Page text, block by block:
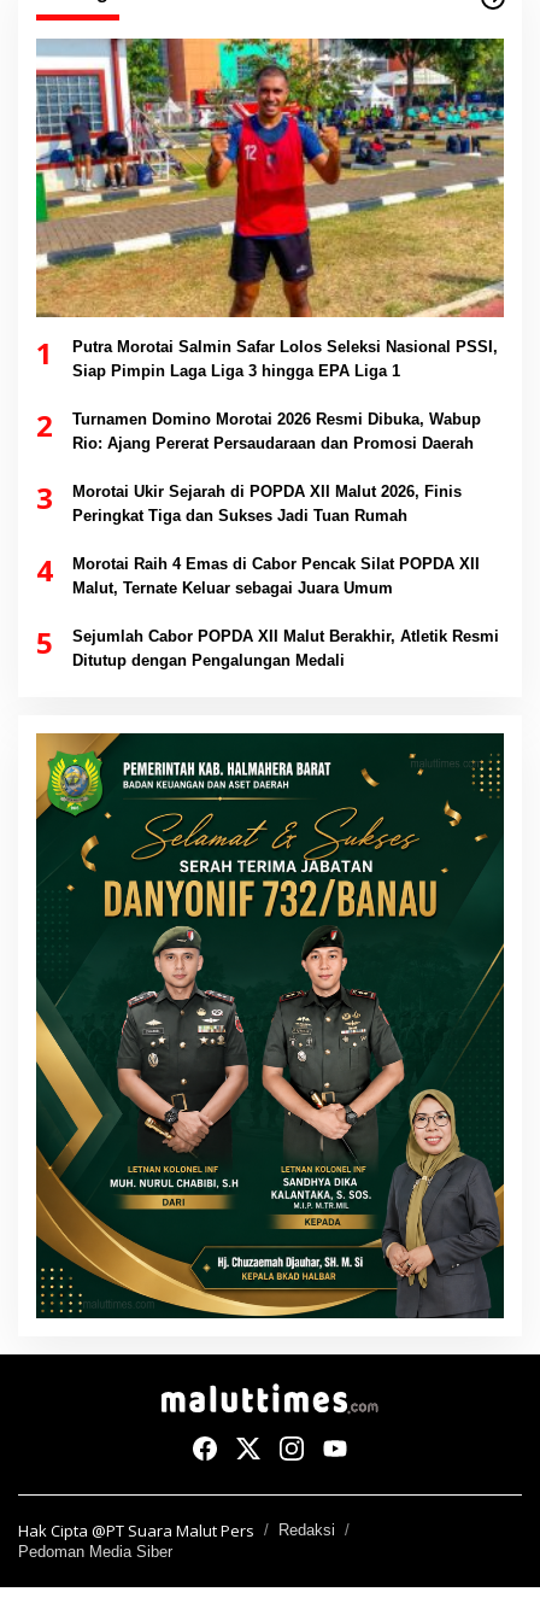
1
Putra Morotai Salmin Safar Lolos Seleksi Nasional PSSI,
Siap Pimpin Laga Liga 3 hingga EPA Liga 1
2
Turnamen Domino Morotai 2026 Resmi Dibuka, Wabup
Rio: Ajang Pererat Persaudaraan dan Promosi Daerah
3
Morotai Ukir Sejarah di POPDA XII Malut 2026, Finis
Peringkat Tiga dan Sukses Jadi Tuan Rumah
4
Morotai Raih 4 Emas di Cabor Pencak Silat POPDA XII
Malut, Ternate Keluar sebagai Juara Umum
5
Sejumlah Cabor POPDA XII Malut Berakhir, Atletik Resmi
Ditutup dengan Pengalungan Medali
Hak Cipta @PT Suara Malut Pers
Redaksi
Pedoman Media Siber